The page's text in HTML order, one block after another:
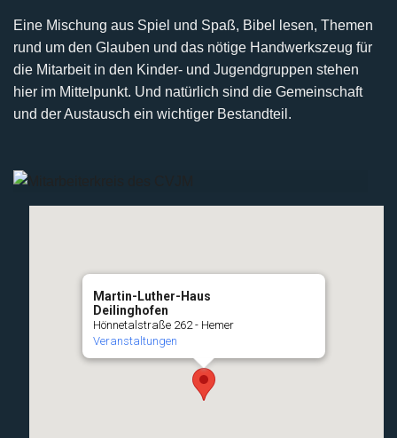
Eine Mischung aus Spiel und Spaß, Bibel lesen, Themen
rund um den Glauben und das nötige Handwerkszeug für
die Mitarbeit in den Kinder- und Jugendgruppen stehen
hier im Mittelpunkt. Und natürlich sind die Gemeinschaft
und der Austausch ein wichtiger Bestandteil.
Martin-Luther-Haus
Deilinghofen
Hönnetalstraße 262 - Hemer
Veranstaltungen